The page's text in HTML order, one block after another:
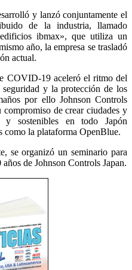
y lanzó conjuntamente el
de la industria, llamado
ibmax», que utiliza un
año, la empresa se trasladó
actual.
COVID-19 aceleró el ritmo del
y la protección de los
por ello Johnson Controls
de crear ciudades y
y sostenibles en todo Japón
como la plataforma OpenBlue.
se organizó un seminario para
de Johnson Controls Japan.